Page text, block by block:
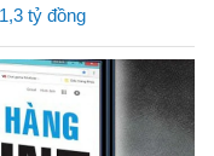
tỷ đồng